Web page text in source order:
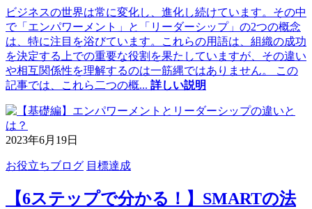
ビジネスの世界は常に変化し、進化し続けています。その中
で「エンパワーメント」と「リーダーシップ」の2つの概念
は、特に注目を浴びています。これらの用語は、組織の成功
を決定する上での重要な役割を果たしていますが、その違い
や相互関係性を理解するのは一筋縄ではありません。 この
記事では、これら二つの概... 詳しい説明
2023年6月19日
お役立ちブログ 目標達成
【6ステップで分かる！】SMARTの法